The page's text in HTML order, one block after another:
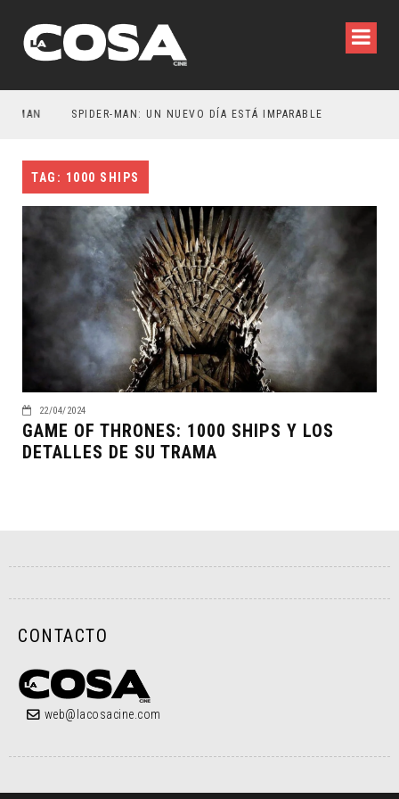
SPIDER-MAN: UN NUEVO DÍA ESTÁ IMPARABLE
TAG: 1000 SHIPS
22/04/2024
GAME OF THRONES: 1000 SHIPS Y LOS
DETALLES DE SU TRAMA
CONTACTO
web@lacosacine.com